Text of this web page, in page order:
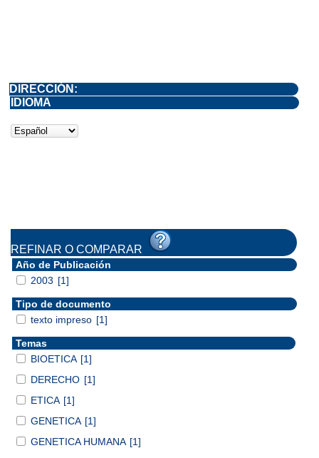
DIRECCIÓN:
IDIOMA
REFINAR O COMPARAR
Año de Publicación
2003 [1]
Tipo de documento
texto impreso [1]
Temas
BIOETICA [1]
DERECHO [1]
ETICA [1]
GENETICA [1]
GENETICA HUMANA [1]